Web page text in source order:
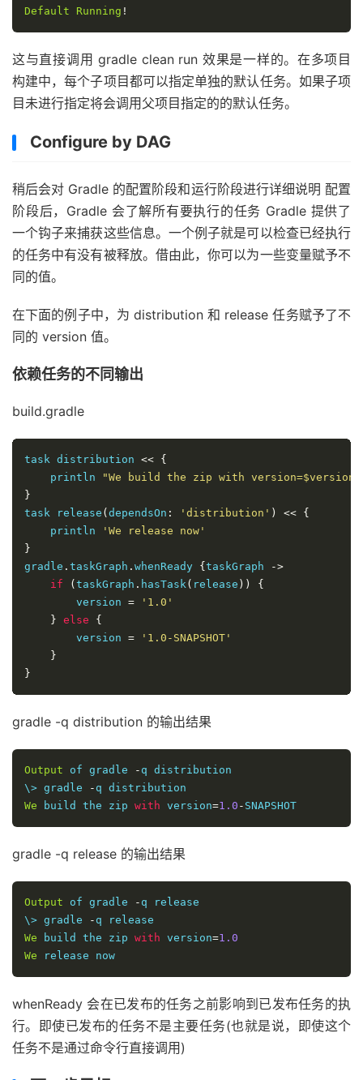
Default
Running !
这与直接调用 gradle clean run 效果是一样的。在多项目
构建中，每个子项目都可以指定单独的默认任务。如果子项
目未进行指定将会调用父项目指定的的默认任务。
Configure by DAG
稍后会对 Gradle 的配置阶段和运行阶段进行详细说明 配置
阶段后，Gradle 会了解所有要执行的任务 Gradle 提供了
一个钩子来捕获这些信息。一个例子就是可以检查已经执行
的任务中有没有被释放。借由此，你可以为一些变量赋予不
同的值。
在下面的例子中，为 distribution 和 release 任务赋予了不
同的 version 值。
依赖任务的不同输出
build.gradle
task distribution << {
    println
"We build the zip with version=$version"
}
task release ( dependsOn : 'distribution' ) << {
    println
'We release now'
}
gradle . taskGraph . whenReady { taskGraph
->
if
( taskGraph . hasTask( release ))
{
        version
=
'1.0'
} else
{
        version
=
'1.0-SNAPSHOT'
}
}
gradle -q distribution 的输出结果
Output of gradle - q distribution
\> gradle
-
We build the zip with version=1.0 - SNAPSHOT
gradle -q release 的输出结果
Output of gradle - q release
\> gradle
-
We build the zip with version=1.0
We release now
whenReady 会在已发布的任务之前影响到已发布任务的执
行。即使已发布的任务不是主要任务(也就是说，即使这个
任务不是通过命令行直接调用)